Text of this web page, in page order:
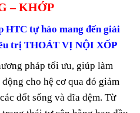
– KHỚP
HTC tự hào mang đến giải
trị THOÁT VỊ NỘI XỐP
pháp tối ưu, giúp làm
cho hệ cơ qua đó giảm
đốt sống và đĩa đệm. Từ